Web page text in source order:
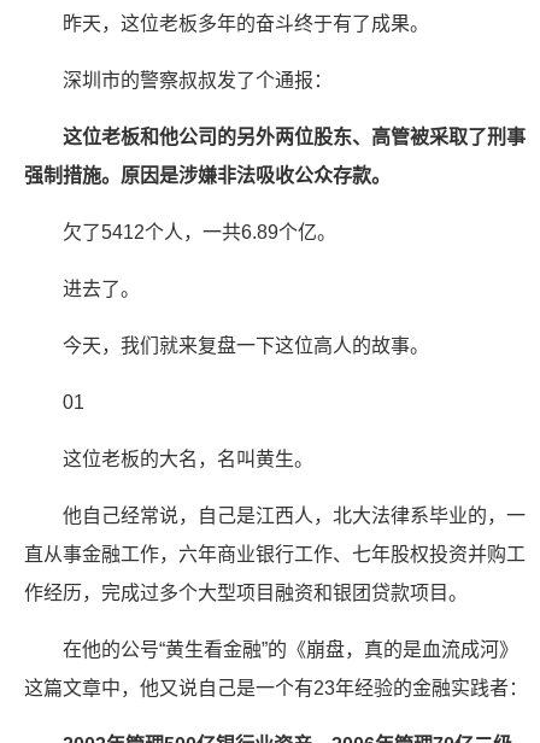
昨天，这位老板多年的奋斗终于有了成果。
深圳市的警察叔叔发了个通报：
这位老板和他公司的另外两位股东、高管被采取了刑事
强制措施。原因是涉嫌非法吸收公众存款。
欠了5412个人，一共6.89个亿。
进去了。
今天，我们就来复盘一下这位高人的故事。
01
这位老板的大名，名叫黄生。
他自己经常说，自己是江西人，北大法律系毕业的，一
直从事金融工作，六年商业银行工作、七年股权投资并购工
作经历，完成过多个大型项目融资和银团贷款项目。
在他的公号“黄生看金融”的《崩盘，真的是血流成河》
这篇文章中，他又说自己是一个有23年经验的金融实践者：